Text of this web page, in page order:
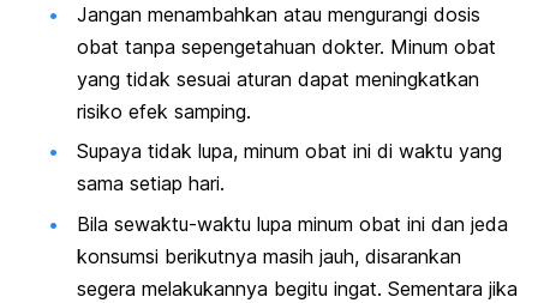
Jangan menambahkan atau mengurangi dosis
obat tanpa sepengetahuan dokter. Minum obat
yang tidak sesuai aturan dapat meningkatkan
risiko efek samping.
Supaya tidak lupa, minum obat ini di waktu yang
sama setiap hari.
Bila sewaktu-waktu lupa minum obat ini dan jeda
konsumsi berikutnya masih jauh, disarankan
segera melakukannya begitu ingat. Sementara jika